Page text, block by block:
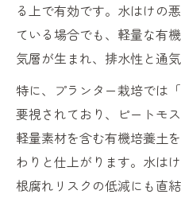
古い土も蘇る有機培養
古い土の水はけを
ツ
有機培養土と軽い
術
水はけの悪い土に
配合比率で変わる
有機培養土で古い
る上で有効です。水はけの
ている場合でも、軽量な有
気層が生まれ、排水性と通
特に、プランター栽培では
要視されており、ピートモ
軽量素材を含む有機培養土
わりと仕上がります。水は
根腐れリスクの低減にも直結